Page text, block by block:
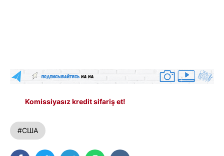
Komissiyasız kredit sifariş et!
#США